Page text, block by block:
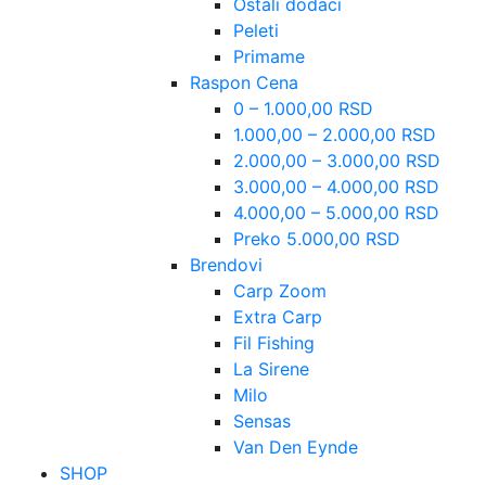
Peleti
Primame
Raspon Cena
0 – 1.000,00 RSD
1.000,00 – 2.000,00 RSD
2.000,00 – 3.000,00 RSD
3.000,00 – 4.000,00 RSD
4.000,00 – 5.000,00 RSD
Preko 5.000,00 RSD
Brendovi
Carp Zoom
Extra Carp
Fil Fishing
La Sirene
Milo
Sensas
Van Den Eynde
SHOP